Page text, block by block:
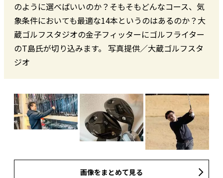
のように選べばいいのか？そもそもどんなコース、気
象条件においても最適な14本というのはあるのか？大
蔵ゴルフスタジオの金子フィッターにゴルフライター
のT島氏が切り込みます。 写真提供／大蔵ゴルフスタ
ジオ
画像をまとめて見る